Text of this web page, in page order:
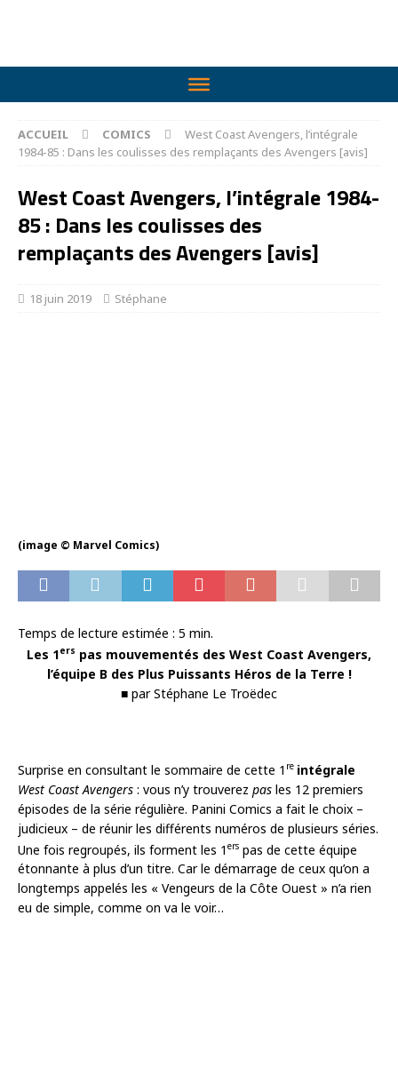
ACCUEIL COMICS
West Coast Avengers, l’intégrale
1984-85 : Dans les coulisses des remplaçants des Avengers [avis]
West Coast Avengers, l’intégrale 1984-
85 : Dans les coulisses des
remplaçants des Avengers [avis]
18 juin 2019 Stéphane
(image © Marvel Comics)
Temps de lecture estimée : 5 min.
Les 1ers pas mouvementés des West Coast Avengers,
l’équipe B des Plus Puissants Héros de la Terre !
■ par Stéphane Le Troëdec
Surprise en consultant le sommaire de cette 1 re intégrale
West Coast Avengers : vous n’y trouverez pas les 12 premiers
épisodes de la série régulière. Panini Comics a fait le choix –
judicieux – de réunir les différents numéros de plusieurs séries.
Une fois regroupés, ils forment les 1 ers pas de cette équipe
étonnante à plus d’un titre. Car le démarrage de ceux qu’on a
longtemps appelés les « Vengeurs de la Côte Ouest » n’a rien
eu de simple, comme on va le voir…